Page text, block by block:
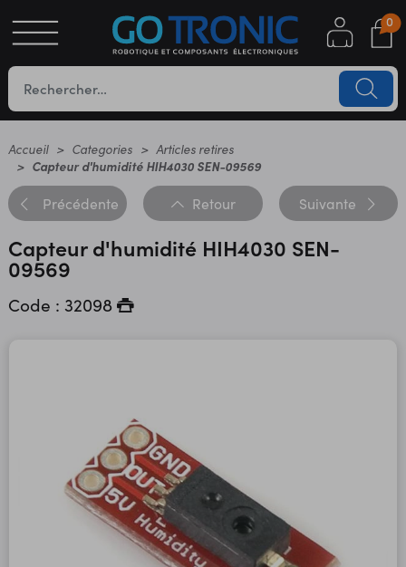
0
Accueil Categories
Articles retires
Capteur d'humidité HIH4030 SEN-09569
Précédente Retour Suivante
Capteur d'humidité HIH4030 SEN-
09569
Code : 32098